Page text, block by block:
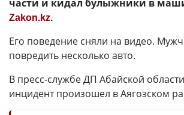
части и кидал булыжники в
Zakon.kz.
Его поведение сняли на видео.
повредить несколько авто.
В пресс-службе ДП Абайской
инцидент произошел в Аягозском